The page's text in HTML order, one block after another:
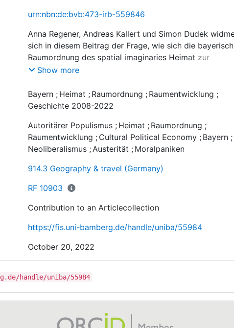
urn:nbn:de:bvb:473-irb-559846
Anna Regener, Andreas Kallert und Simon Dudek
sich in diesem Beitrag der Frage, wie sich die
Raumordnung des spatial imaginaries Heimat zur
Durchsetzung einer neoliberalen Restrukturierung
Hall und den Cultural Political Economy Ansatz von
Ling Sum und Bob Jessop analysieren Sie die
Finanz- und Wirtschaftskrise. Die Autor*innen kommen
dem Schluss, dass der Heimat-Begriff verwendet wird,
die Umstrukturierung zu entpolitisieren, zu
gesellschaftlichem Konsens zu verhelfen und somit eine
offene Kontroverse zu vermeiden.
Show more
Bayern ; Heimat ; Raumordnung ; Raumentwicklung ;
Geschichte 2008-2022
Autoritärer Populismus ; Heimat ; Raumordnung ;
Raumentwicklung ; Cultural Political Economy ; Bayern ;
Neoliberalismus ; Austerität ; Moralpaniken
914.3 Geography & travel (Germany)
RF 10903
Contribution to an Articlecollection
https://fis.uni-bamberg.de/handle/uniba/55984
October 20, 2022
handle/uniba/55984